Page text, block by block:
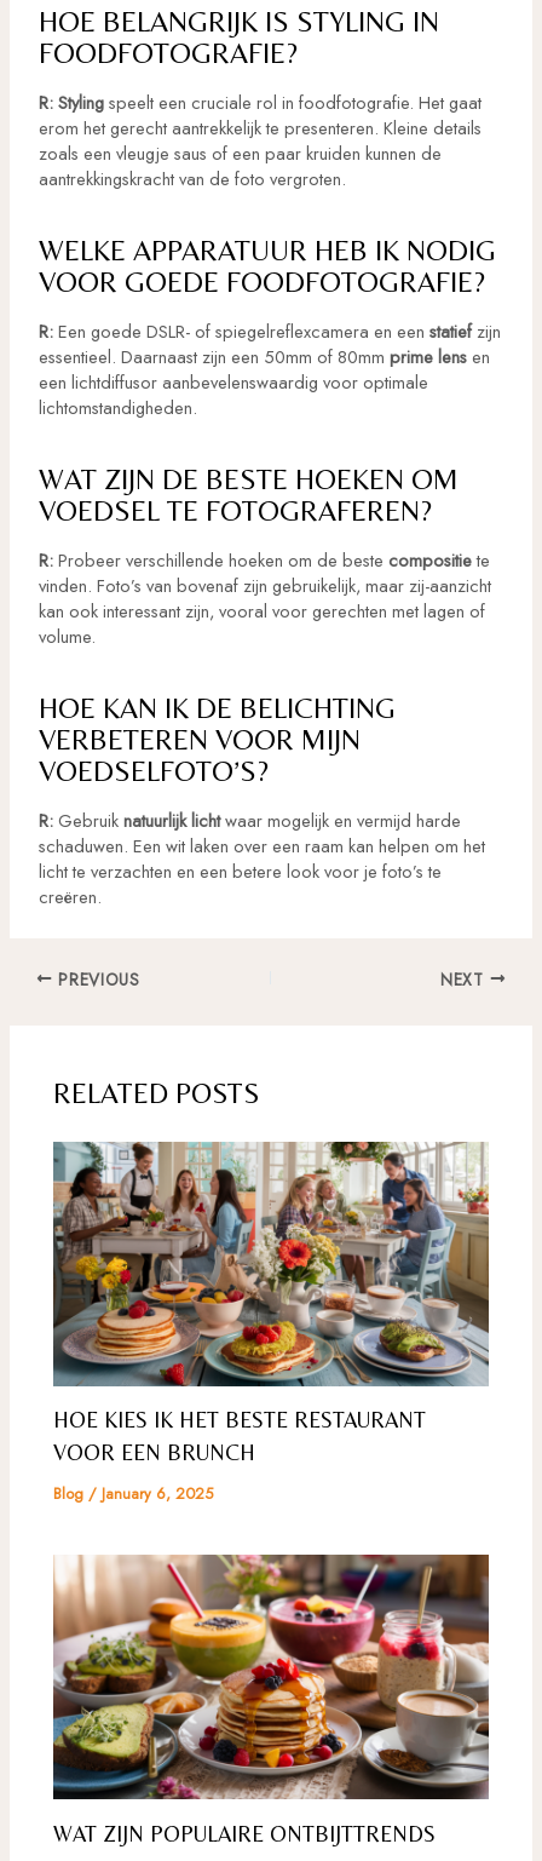
HOE BELANGRIJK IS STYLING IN
FOODFOTOGRAFIE?
R:Stylingspeelt een cruciale rol in foodfotografie. Het gaat
erom het gerecht aantrekkelijk te presenteren. Kleine details
zoals een vleugje saus of een paar kruiden kunnen de
aantrekkingskracht van de foto vergroten.
WELKE APPARATUUR HEB IK NODIG
VOOR GOEDE FOODFOTOGRAFIE?
R:Een goede DSLR- of spiegelreflexcamera en een statiefzijn
essentieel. Daarnaast zijn een 50mm of 80mm prime lensen
een lichtdiffusor aanbevelenswaardig voor optimale
lichtomstandigheden.
WAT ZIJN DE BESTE HOEKEN OM
VOEDSEL TE FOTOGRAFEREN?
R:Probeer verschillende hoeken om de beste compositiete
vinden. Foto’s van bovenaf zijn gebruikelijk, maar zij-aanzicht
kan ook interessant zijn, vooral voor gerechten met lagen of
volume.
HOE KAN IK DE BELICHTING
VERBETEREN VOOR MIJN
VOEDSELFOTO’S?
R:Gebruiknatuurlijk lichtwaar mogelijk en vermijd harde
schaduwen. Een wit laken over een raam kan helpen om het
licht te verzachten en een betere look voor je foto’s te
creëren.
Post
PREVIOUS NEXT
RELATED POSTS
HOE KIES IK HET BESTE RESTAURANT
VOOR EEN BRUNCH
Blog /January 6, 2025
WAT ZIJN POPULAIRE ONTBIJTTRENDS